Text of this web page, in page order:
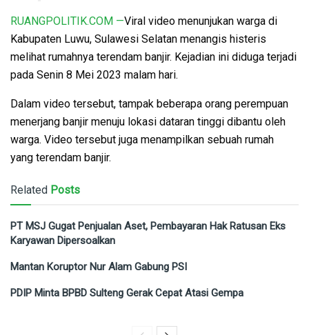
RUANGPOLITIK.COM —Viral video menunjukan warga di
Kabupaten Luwu, Sulawesi Selatan menangis histeris
melihat rumahnya terendam banjir. Kejadian ini diduga terjadi
pada Senin 8 Mei 2023 malam hari.
Dalam video tersebut, tampak beberapa orang perempuan
menerjang banjir menuju lokasi dataran tinggi dibantu oleh
warga. Video tersebut juga menampilkan sebuah rumah
yang terendam banjir.
Related Posts
PT MSJ Gugat Penjualan Aset, Pembayaran Hak Ratusan Eks
Karyawan Dipersoalkan
Mantan Koruptor Nur Alam Gabung PSI
PDIP Minta BPBD Sulteng Gerak Cepat Atasi Gempa